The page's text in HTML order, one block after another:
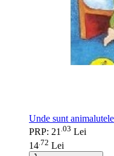
Unde sunt
PRP: 21 03 Lei
14 72 Lei